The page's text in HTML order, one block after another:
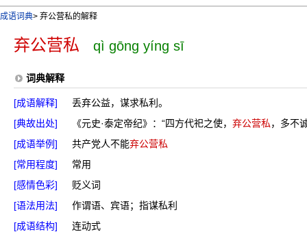
成语词典> 弃公营私的解释
弃公营私 qì gōng yíng sī
词典解释
[成语解释]
丢弃公益，谋求私利。
[典故出处]
《元史·泰定帝纪》：“四方代祀之使， 弃公营私，多不
[成语举例]
共产党人不能弃公营私
[常用程度]
常用
[感情色彩]
贬义词
[语法用法]
作谓语、宾语；指谋私利
[成语结构]
连动式